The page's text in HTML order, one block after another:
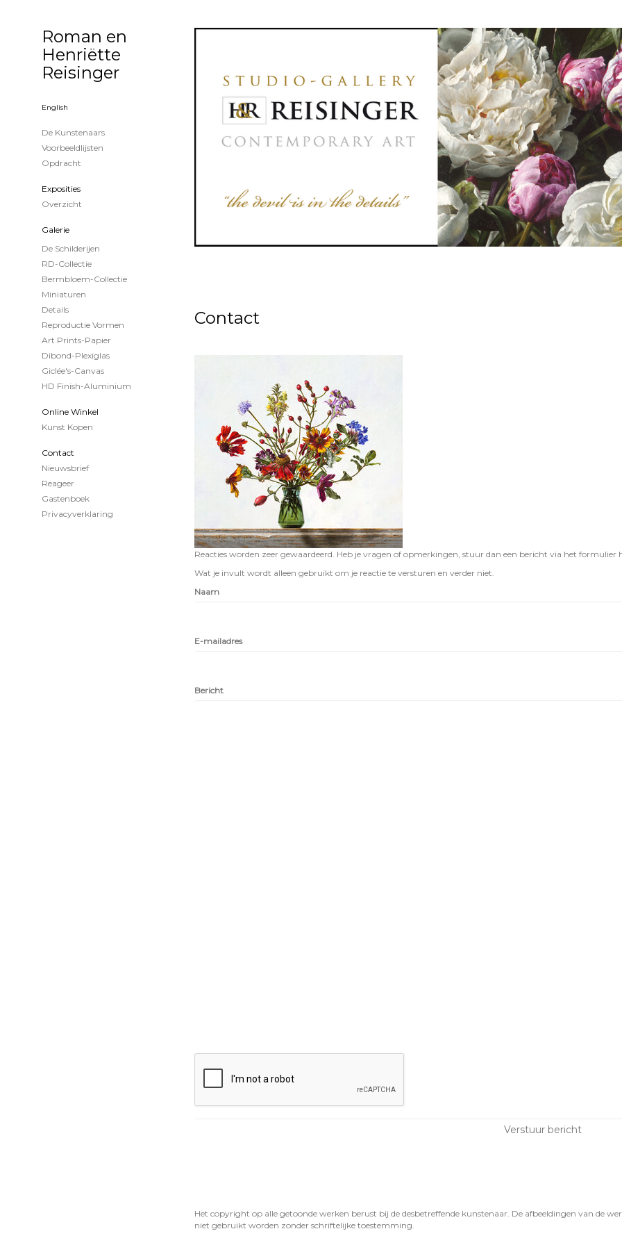
Contact
Reacties worden zeer gewaardeerd. Heb je vragen of opmerkingen, stuur dan een bericht via het formulier
Wat je invult wordt alleen gebruikt om je reactie te versturen en verder niet.
Naam
E-mailadres
Bericht
Roman en
Henriëtte
Reisinger
English
De Kunstenaars
Voorbeeldlijsten
Opdracht
Exposities
Overzicht
Galerie
De Schilderijen
RD-Collectie
Bermbloem-Collectie
Miniaturen
Details
Reproductie Vormen
Art Prints-Papier
Dibond-Plexiglas
Giclée's-Canvas
HD Finish-Aluminium
Online Winkel
Kunst Kopen
Contact
Nieuwsbrief
Reageer
Gastenboek
Privacyverklaring
Het copyright op alle getoonde werken berust bij de desbetreffende kunstenaar. De afbeeldingen van de
niet gebruikt worden zonder schriftelijke toestemming.